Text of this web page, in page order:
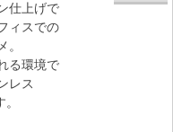
仕上げで
ィスでの
。
る環境で
レス